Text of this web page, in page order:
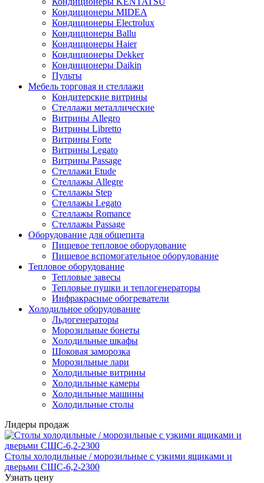
Кондиционеры MIDEA
Кондиционеры Electrolux
Кондиционеры Ballu
Кондиционеры Haier
Кондиционеры Dekker
Кондиционеры Daikin
Пульты
Мебель торговая и стеллажи
Кондитерские витрины
Стеллажи металлические
Витрины Allegro
Витрины Libretto
Витрины Forte
Витрины Legato
Витрины Passage
Стеллажи Etude
Стеллажы Allegre
Стеллажы Step
Стеллажы Legato
Стеллажы Romance
Стеллажы Passage
Оборудование для общепита
Пищевое тепловое оборудование
Пищевое вспомогательное оборудование
Тепловое оборудование
Тепловые завесы
Тепловые пушки и теплогенераторы
Инфракрасные обогреватели
Холодильное оборудование
Льдогенераторы
Морозильные бонеты
Холодильные шкафы
Шоковая заморозка
Морозильные лари
Холодильные витрины
Холодильные камеры
Холодильные машины
Холодильные столы
Лидеры продаж
Столы холодильные / морозильные с узкими ящиками и
дверьми СШС-6,2-2300
Узнать цену